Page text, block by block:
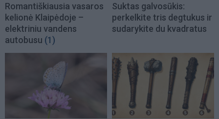
Romantiškiausia vasaros
kelionė Klaipėdoje –
elektriniu vandens
autobusu (1)
Suktas galvosūkis:
perkelkite tris degtukus ir
sudarykite du kvadratus